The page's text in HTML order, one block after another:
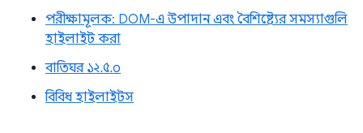
পরীক্ষামূলক: DOM-এ উপাদান এবং বৈশিষ্ট্যের সমস্যাগুলি
হাইলাইট করা
বাতিঘর ১২.৫.০
বিবিধ হাইলাইটস